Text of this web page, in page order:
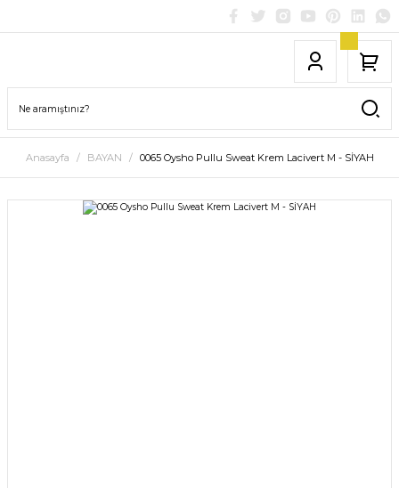
Anasayfa BAYAN 0065 Oysho Pullu Sweat Krem Lacivert M - SİYAH